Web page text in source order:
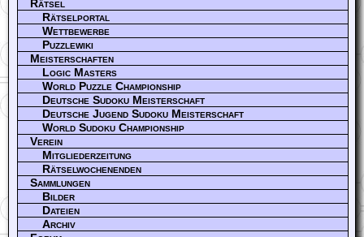
Rätsel
Rätselportal
Wettbewerbe
Puzzlewiki
Meisterschaften
Logic Masters
World Puzzle Championship
Deutsche Sudoku Meisterschaft
Deutsche Jugend Sudoku Meisterschaft
World Sudoku Championship
Verein
Mitgliederzeitung
Rätselwochenenden
Sammlungen
Bilder
Dateien
Archiv